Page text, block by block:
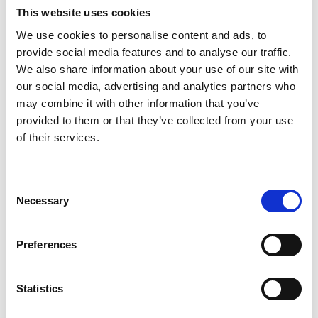
This website uses cookies
We use cookies to personalise content and ads, to
provide social media features and to analyse our traffic.
We also share information about your use of our site with
our social media, advertising and analytics partners who
may combine it with other information that you’ve
provided to them or that they’ve collected from your use
of their services.
Selection
Necessary
Preferences
Statistics
materiali semplici, come i mattoni, dall’Italia. E li
abbiamo pagati anche meno che sul mercato ceco,
nonostante i costi di trasporto, che nel caso di
materiali poveri come mattoni incidono molto. In
condizioni normali compriamo in Italia solo i materiali di
alta gamma».
Infine, perché avete deciso di espandervi sui mercati
«La nostra azienda ha più di cent’anni di storia e
mercato italiano non era in crisi. Avevamo però voglia di
competenze. Abbiamo puntato su una regione